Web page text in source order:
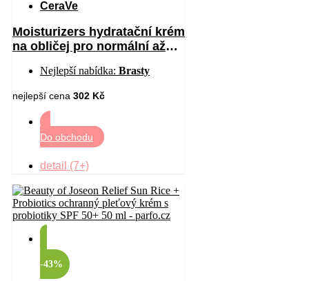
CeraVe
Moisturizers hydratační krém
na obličej pro normální až
Nejlepší nabídka: Brasty
nejlepší cena 302 Kč
Do obchodu
detail (7+)
-43%